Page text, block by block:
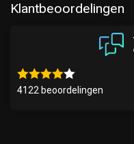
Klantbeoordelingen
4122 beoordelingen